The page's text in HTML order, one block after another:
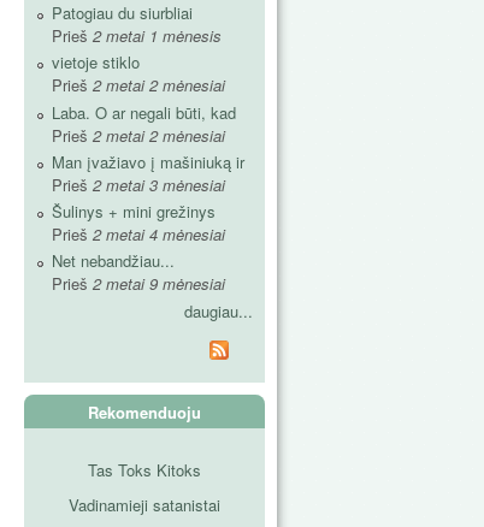
Patogiau du siurbliai
Prieš 2 metai 1 mėnesis
vietoje stiklo
Prieš 2 metai 2 mėnesiai
Laba. O ar negali būti, kad
Prieš 2 metai 2 mėnesiai
Man įvažiavo į mašiniuką ir
Prieš 2 metai 3 mėnesiai
Šulinys + mini grežinys
Prieš 2 metai 4 mėnesiai
Net nebandžiau...
Prieš 2 metai 9 mėnesiai
daugiau...
Rekomenduoju
Tas Toks Kitoks
Vadinamieji satanistai